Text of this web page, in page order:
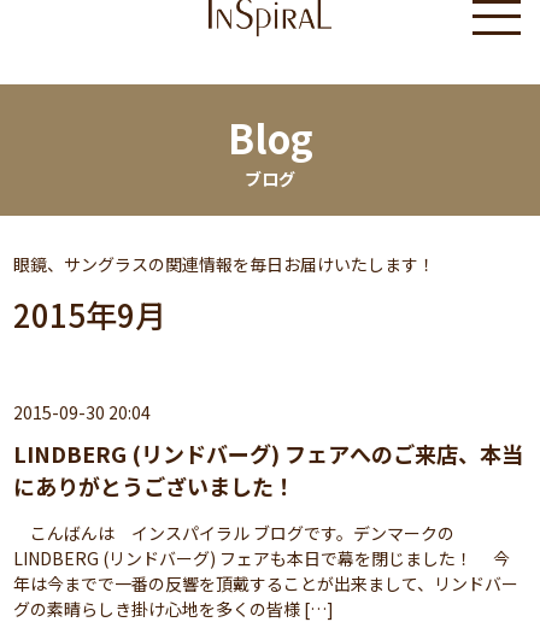
Blog
ブログ
眼鏡、サングラスの関連情報を毎日お届けいたします！
2015年9月
2015-09-30 20:04
LINDBERG (リンドバーグ) フェアへのご来店、本当
にありがとうございました！
こんばんは インスパイラル ブログです。デンマークの
LINDBERG (リンドバーグ) フェアも本日で幕を閉じました！ 今
年は今までで一番の反響を頂戴することが出来まして、リンドバー
グの素晴らしき掛け心地を多くの皆様 […]